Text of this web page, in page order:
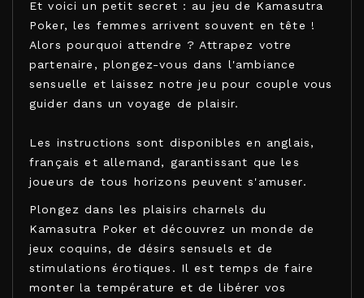
Et voici un petit secret : au jeu de Kamasutra
Poker, les femmes arrivent souvent en tête !
Alors pourquoi attendre ? Attrapez votre
partenaire, plongez-vous dans l'ambiance
sensuelle et laissez notre jeu pour couple vous
guider dans un voyage de plaisir.
Les instructions sont disponibles en anglais,
français et allemand, garantissant que les
joueurs de tous horizons peuvent s'amuser.
Plongez dans les plaisirs charnels du
Kamasutra Poker et découvrez un monde de
jeux coquins, de désirs sensuels et de
stimulations érotiques. Il est temps de faire
monter la température et de libérer vos